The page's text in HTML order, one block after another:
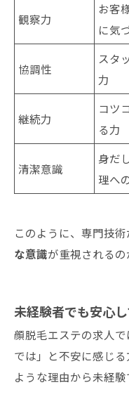
観察力
お客
に気
協調性
スタ
力
継続力
コツ
る力
清潔意識
身だ
理へ
このように、専門技術
な意識が重視されるの
未経験者でも安心
顔脱毛エステの求人
では」と不安に感じ
ような理由から未経験